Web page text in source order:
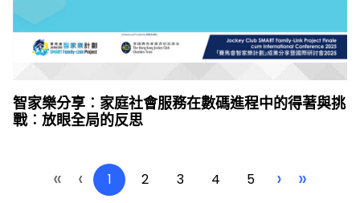
智家樂分享︰家庭社會服務在數碼進程中的得著與挑
戰︰放眼全局的反思
« ‹ 1 2 3 4 5 › »